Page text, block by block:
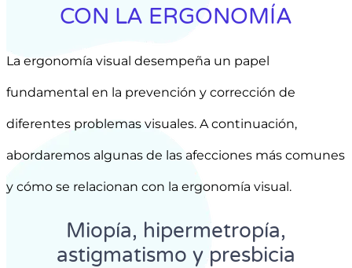
CON LA ERGONOMÍA
La ergonomía visual desempeña un papel
fundamental en la prevención y corrección de
diferentes problemas visuales. A continuación,
abordaremos algunas de las afecciones más comunes
y cómo se relacionan con la ergonomía visual.
Miopía, hipermetropía,
astigmatismo y presbicia